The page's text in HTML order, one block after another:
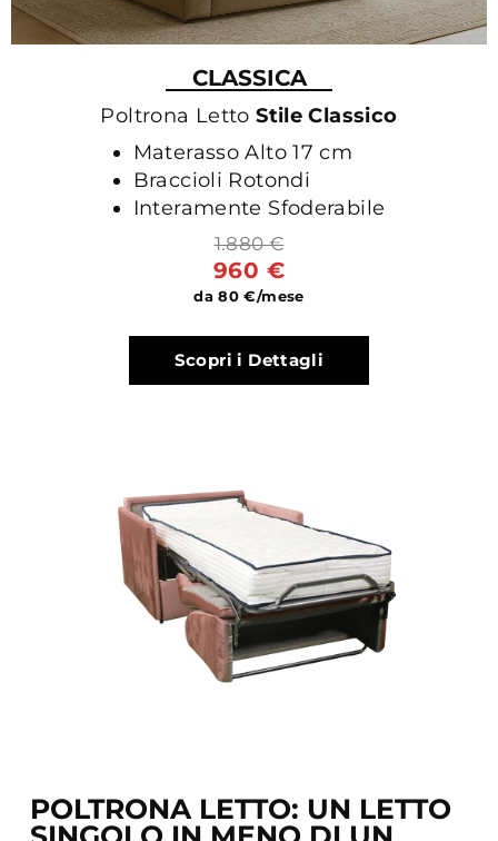
CLASSICA
Poltrona LettoStile Classico
Materasso Alto 17 cm
Braccioli Rotondi
Interamente Sfoderabile
1.880 €
960 €
da 80 €/mese
Scopri i Dettagli
POLTRONA LETTO: UN LETTO